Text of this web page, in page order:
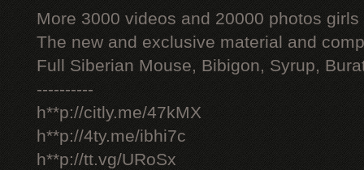
More 3000 videos and 20000 photos
The new and exclusive material and
Full Siberian Mouse, Bibigon, Syrup,
----------
h**p://citly.me/47kMX
h**p://4ty.me/ibhi7c
h**p://tt.vg/URoSx